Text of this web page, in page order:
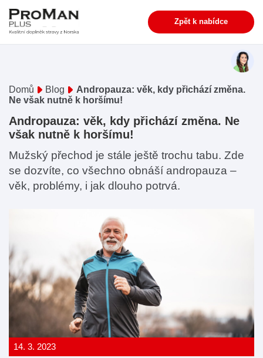
Zpět k nabídce
Domů Blog
Andropauza: věk, kdy přichází změna.
Ne však nutně k horšímu!
Andropauza: věk, kdy přichází změna. Ne
však nutně k horšímu!
Mužský přechod je stále ještě trochu tabu. Zde
se dozvíte, co všechno obnáší andropauza –
věk, problémy, i jak dlouho potrvá.
14. 3. 2023